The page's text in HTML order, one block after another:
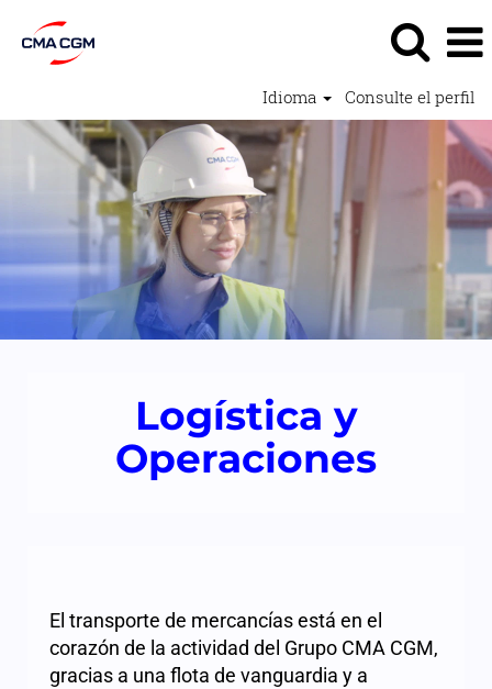
Idioma Consulte el perfil
Logística
Operaciones2
Logística y
Operaciones
El transporte de mercancías está en el
corazón de la actividad del Grupo CMA CGM,
gracias a una flota de vanguardia y a